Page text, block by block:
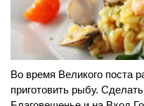
Во время Великого поста
приготовить рыбу.